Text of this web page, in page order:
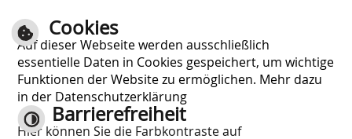
Donnerstag: 08:30 - 12:30 / 14:00 -
18:00 Uhr
Freitag: 07:00 - 12:00 Uhr
Kontrast
Cookies
Auf dieser Webseite werden ausschließlich
essentielle Daten in Cookies gespeichert, um wichtige
Funktionen der Website zu ermöglichen. Mehr dazu
in der Datenschutzerklärung
Barrierefreiheit
Hier können Sie die Farbkontraste auf